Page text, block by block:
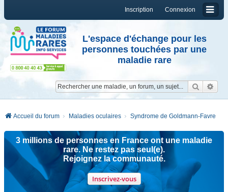
Connexion
Inscription
L'espace d'échange pour les
personnes touchées par une
maladie rare
Accueil du forum Maladies oculaires Syndrome de Goldmann-Favre
3 millions de personnes en France ont une maladie
rare. Ne restez pas seul(e).
Rejoignez la communauté.
Inscrivez-vous